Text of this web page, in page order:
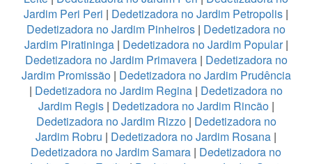
Jardim Peri Peri | Dedetizadora no Jardim Petropolis |
Dedetizadora no Jardim Pinheiros | Dedetizadora no
Jardim Piratininga| Dedetizadora no Jardim Popular|
Dedetizadora no Jardim Primavera| Dedetizadora no
Jardim Promissão| Dedetizadora no Jardim Prudência
| Dedetizadora no Jardim Regina | Dedetizadora no
Jardim Regis| Dedetizadora no Jardim Rincão|
Dedetizadora no Jardim Rizzo| Dedetizadora no
Jardim Robru | Dedetizadora no Jardim Rosana |
Dedetizadora no Jardim Samara | Dedetizadora no